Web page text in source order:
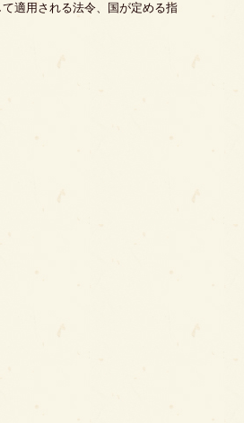
適用される法令、国が定める指